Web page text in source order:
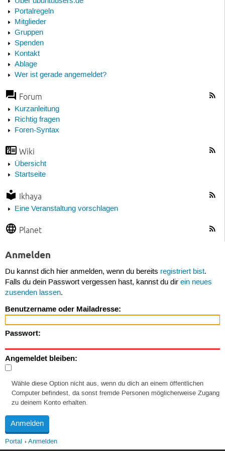
Portalregeln
Mitglieder
Gruppen
Spenden
Kontakt
Ablage
Wer ist gerade angemeldet?
Forum
Kurzanleitung
Richtig fragen
Foren-Syntax
Wiki
Übersicht
Startseite
Ikhaya
Eine Veranstaltung vorschlagen
Planet
Anmelden
Du kannst dich hier anmelden, wenn du bereits registriert bist.
Falls du dein Passwort vergessen hast, kannst du dir ein neues
zusenden lassen.
Benutzername oder Mailadresse:
Passwort:
Angemeldet bleiben:
Wähle diese Option nicht aus, wenn du dich an einem öffentlichen
Computer befindest, da sonst fremde Personen möglicherweise Zugang
zu deinem Konto erhalten.
Portal Anmelden